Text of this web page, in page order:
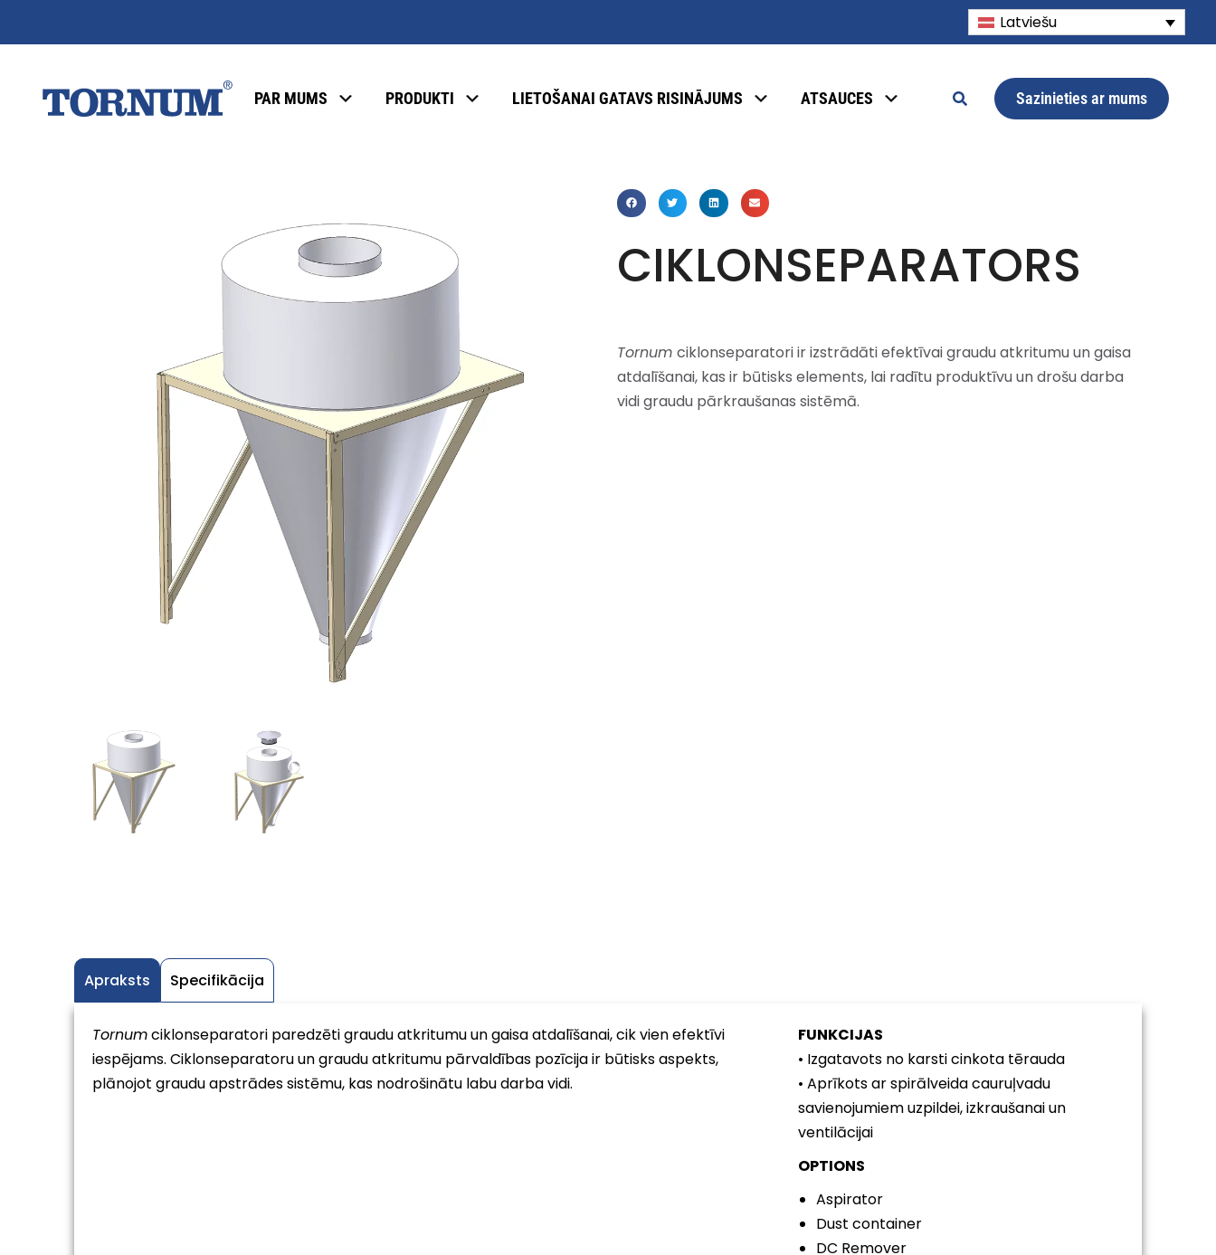
Latviešu
PAR MUMS PRODUKTI LIETOŠANAI GATAVS RISINĀJUMS ATSAUCES Sazinieties ar mums
CIKLONSEPARATORS
Tornum ciklonseparatori ir izstrādāti efektīvai graudu atkritumu un gaisa
atdalīšanai, kas ir būtisks elements, lai radītu produktīvu un drošu darba
vidi graudu pārkraušanas sistēmā.
Apraksts Specifikācija
Tornumciklonseparatori paredzēti graudu atkritumu un gaisa atdalīšanai, cik vien efektīvi
iespējams. Ciklonseparatoru un graudu atkritumu pārvaldības pozīcija ir būtisks aspekts,
plānojot graudu apstrādes sistēmu, kas nodrošinātu labu darba vidi.
FUNKCIJAS
• Izgatavots no karsti cinkota tērauda
• Aprīkots ar spirālveida cauruļvadu
savienojumiem uzpildei, izkraušanai un
ventilācijai
OPTIONS
Aspirator
Dust container
DC Remover